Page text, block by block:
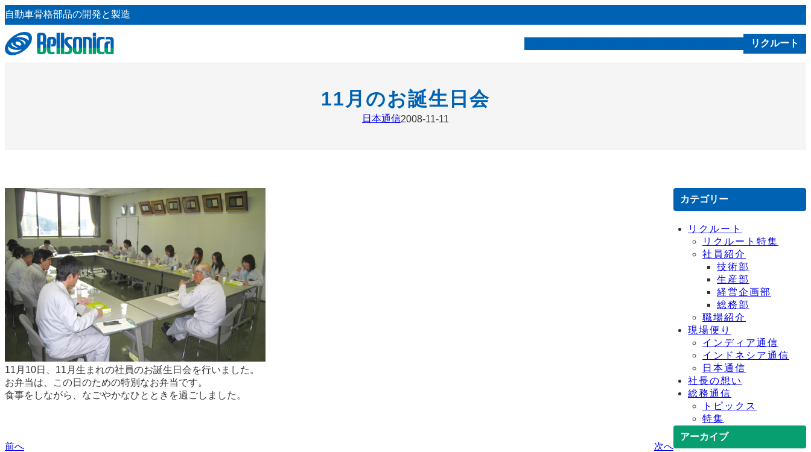
内
容
を
ス
キ
自動車骨格部品の開発と製造
リクルート
11月のお誕生日会
日本通信2008-11-11
11月10日、11月生まれの社員のお誕生日会を行いました。
お弁当は、この日のための特別なお弁当です。
食事をしながら、なごやかなひとときを過ごしました。
前へ 次へ
カテゴリー
リクルート
リクルート特集
社員紹介
技術部
生産部
経営企画部
総務部
職場紹介
現場便り
インディア通信
インドネシア通信
日本通信
社長の想い
総務通信
トピックス
特集
アーカイブ